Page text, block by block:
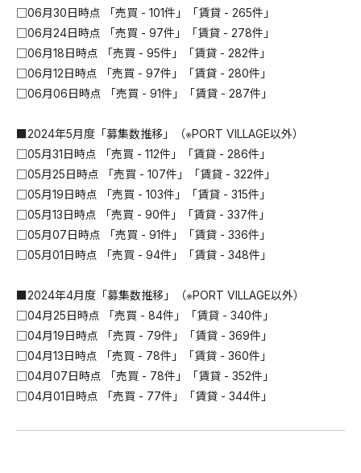
□06月30日時点 「売買 - 101件」「賃貸 - 265件」
□06月24日時点 「売買 - 97件」「賃貸 - 278件」
□06月18日時点 「売買 - 95件」「賃貸 - 282件」
□06月12日時点 「売買 - 97件」「賃貸 - 280件」
□06月06日時点 「売買 - 91件」「賃貸 - 287件」
■2024年5月度「募集数推移」（※PORT VILLAGE以外）
□05月31日時点 「売買 - 112件」「賃貸 - 286件」
□05月25日時点 「売買 - 107件」「賃貸 - 322件」
□05月19日時点 「売買 - 103件」「賃貸 - 315件」
□05月13日時点 「売買 - 90件」「賃貸 - 337件」
□05月07日時点 「売買 - 91件」「賃貸 - 336件」
□05月01日時点 「売買 - 94件」「賃貸 - 348件」
■2024年4月度「募集数推移」（※PORT VILLAGE以外）
□04月25日時点 「売買 - 84件」「賃貸 - 340件」
□04月19日時点 「売買 - 79件」「賃貸 - 369件」
□04月13日時点 「売買 - 78件」「賃貸 - 360件」
□04月07日時点 「売買 - 78件」「賃貸 - 352件」
□04月01日時点 「売買 - 77件」「賃貸 - 344件」